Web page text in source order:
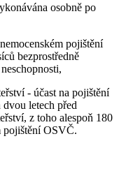
osobně po
pojištění
bezprostředně
- účast na pojištění
letech před
z toho alespoň 180
pojištění OSVČ.